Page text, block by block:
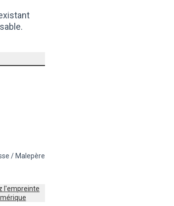
/ Montaudran / La Terrasse / Malepère
/ Malepère